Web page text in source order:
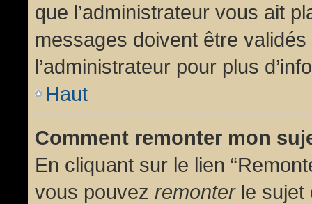
que l’administrateur vous ait
messages doivent être
l’administrateur pour plus
Haut
Comment remonter mon
En cliquant sur le lien
vous pouvez remonterle sujet